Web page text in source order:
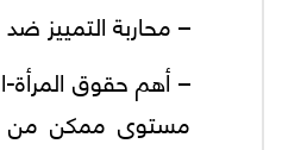
– محاربة التمييز
– أهم حقوق
مستوى ممكن من